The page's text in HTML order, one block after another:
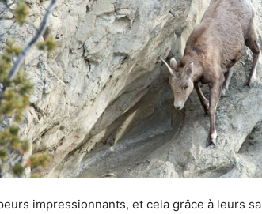
impressionnants, et cela grâce à leurs